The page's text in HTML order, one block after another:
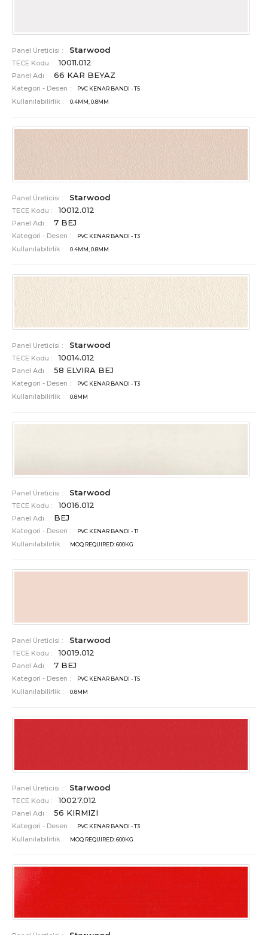
Panel Üreticisi : Starwood
TECE Kodu : 10011.012
Panel Adı : 66 KAR BEYAZ
Kategori - Desen : PVC KENAR BANDI - T5
Kullanılabilirlik : 0.4MM, 0.8MM
Panel Üreticisi : Starwood
TECE Kodu : 10012.012
Panel Adı : 7 BEJ
Kategori - Desen : PVC KENAR BANDI - T3
Kullanılabilirlik : 0.4MM, 0.8MM
Panel Üreticisi : Starwood
TECE Kodu : 10014.012
Panel Adı : 58 ELVIRA BEJ
Kategori - Desen : PVC KENAR BANDI - T3
Kullanılabilirlik : 0.8MM
Panel Üreticisi : Starwood
TECE Kodu : 10016.012
Panel Adı : BEJ
Kategori - Desen : PVC KENAR BANDI - T1
Kullanılabilirlik : MOQ REQUIRED: 600KG
Panel Üreticisi : Starwood
TECE Kodu : 10019.012
Panel Adı : 7 BEJ
Kategori - Desen : PVC KENAR BANDI - T5
Kullanılabilirlik : 0.8MM
Panel Üreticisi : Starwood
TECE Kodu : 10027.012
Panel Adı : 56 KIRMIZI
Kategori - Desen : PVC KENAR BANDI - T3
Kullanılabilirlik : MOQ REQUIRED: 600KG